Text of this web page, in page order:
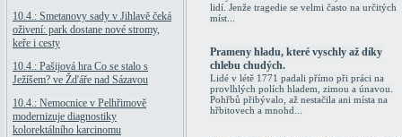
10.4.: Smetanovy sady v Jihlavě čeká
oživení: park dostane nové stromy,
keře i cesty
10.4.: Pašijová hra Co se stalo s
Ježíšem? ve Žďáře nad Sázavou
10.4.: Nemocnice v Pelhřimově
modernizuje diagnostiky
kolorektálního karcinomu
lidí. Jenže tragedie se velmi často na určitých
míst...
Prameny hladu, které vyschly až díky
chlebu chudých.
Lidé v létě 1771 padali přímo při práci na
provlhlých polích hladem, zimou a únavou.
Pohřbů přibývalo, až nestačila ani místa na
hřbitovech a mnohd...